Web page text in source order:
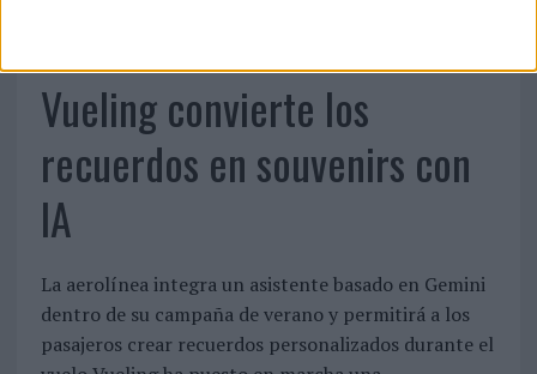
Vueling convierte los
recuerdos en souvenirs con
IA
La aerolínea integra un asistente basado en Gemini
dentro de su campaña de verano y permitirá a los
pasajeros crear recuerdos personalizados durante el